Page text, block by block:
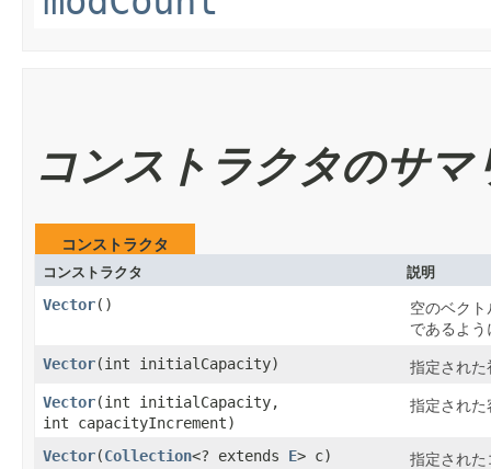
コンストラクタのサマ
コンストラクタ
コンストラクタ 説明
Vector()
空のベク
であるよ
Vector​(int initialCapacity)
指定された
Vector​(int initialCapacity,
int capacityIncrement)
指定された
Vector​(Collection<? extends E> c)
指定され